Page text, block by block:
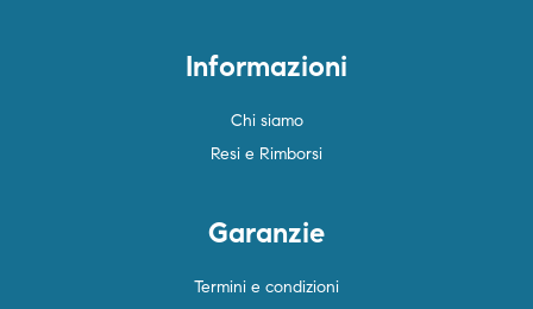
Informazioni
Chi siamo
Resi e Rimborsi
Garanzie
Termini e condizioni